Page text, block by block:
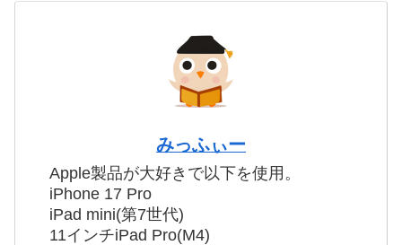
みっふぃー
Apple製品が大好きで以下を使用。
iPhone 17 Pro
iPad mini(第7世代)
11インチiPad Pro(M4)